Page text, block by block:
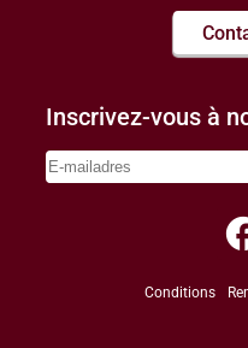
Inscrivez-vous à
Conditions